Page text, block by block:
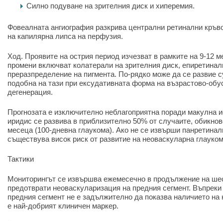
Силно подуване на зрителния диск и хиперемия.
Фовеалната ангиография разкрива централни ретинални
на капилярна липса на перфузия.
Ход. Проявите на острия период изчезват в рамките на 9-12
промени включват колатерали на зрителния диск,
преразпределение на пигмента. По-рядко може да се развие
подобна на тази при ексудативната форма на възрастово-
дегенерация.
Прогнозата е изключително неблагоприятна поради макулна
иридис се развива в приблизително 50% от случаите,
месеца (100-дневна глаукома). Ако не се извърши
съществува висок риск от развитие на неоваскуларна
Тактики
Мониторингът се извършва ежемесечно в продължение на
предотврати неоваскуларизация на предния сегмент.
предния сегмент не е задължително да показва наличието на
е най-добрият клиничен маркер.